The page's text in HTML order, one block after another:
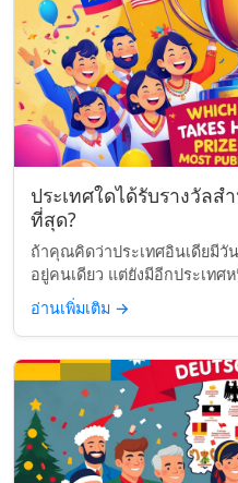
ประเทศใดได้รับรางวัล
ที่สุด?
ถ้าคุณคิดว่าประเทศอินเดียมี
อยู่คนเดียว แต่ยังมีอีกประเทศ
อ่านเพิ่มเติม →